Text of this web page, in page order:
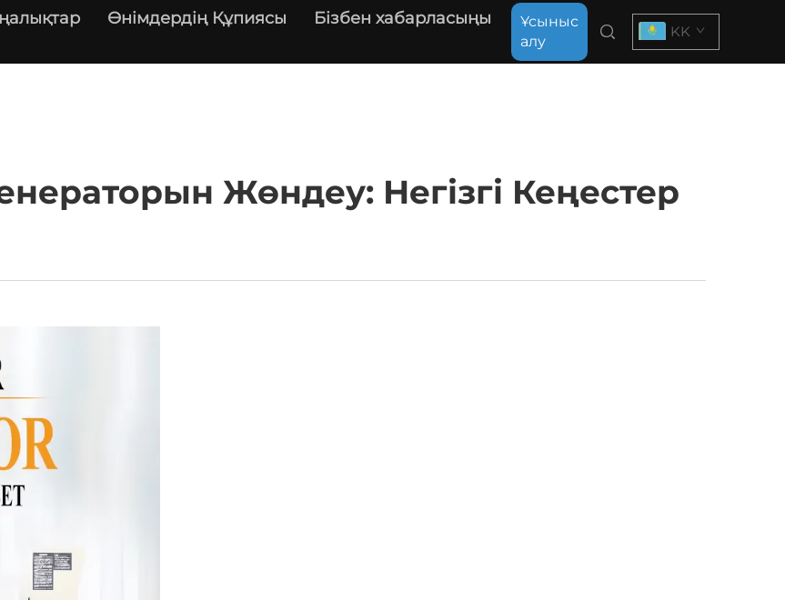
Өнімдердің Құпиясы
Бізбен хабарласыңы
Ұсыныс
алу
KK
Жөндеу: Негізгі Кеңестер